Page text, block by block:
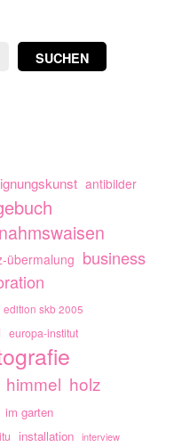
SUCHEN
antibilder
übermalung business
edition skb 2005
europa-institut
himmel holz
im garten
installation interview